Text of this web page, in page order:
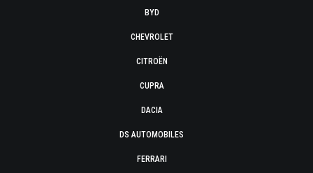
BYD
CHEVROLET
CITROËN
CUPRA
DACIA
DS AUTOMOBILES
FERRARI